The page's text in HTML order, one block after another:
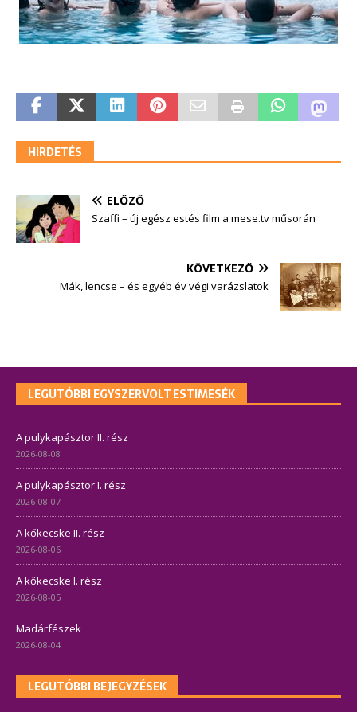
HIRDETÉS
ELŐZŐ
Szaffi – új egész estés film a mese.tv műsorán
KÖVETKEZŐ
Mák, lencse – és egyéb év végi varázslatok
LEGUTÓBBI EGYSZERVOLT ESTIMESÉK
A pulykapásztor II. rész
2026-08-08
A pulykapásztor I. rész
2026-08-07
A kőkecske II. rész
2026-08-06
A kőkecske I. rész
2026-08-05
Madárfészek
2026-08-04
LEGUTÓBBI BEJEGYZÉSEK